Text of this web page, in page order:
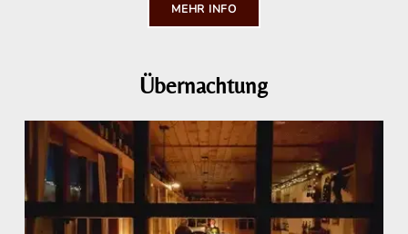
MEHR INFO
Übernachtung